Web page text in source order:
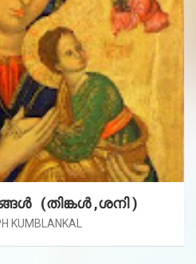
(തിങ്കൾ ,ശനി )
KUMBLANKAL